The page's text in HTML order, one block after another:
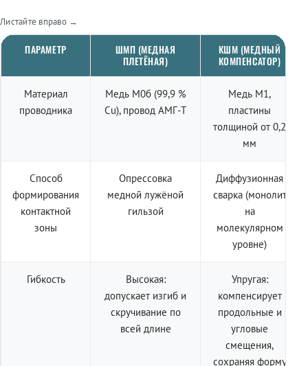
Листайте вправо →
ПАРАМЕТР
ШМП (МЕДНАЯ
ПЛЕТЁНАЯ)
КШМ (МЕДНЫЙ
КОМПЕНСАТОР)
Материал
проводника
Медь М0б (99,9 %
Cu), провод АМГ-Т
Медь М1,
пластины
толщиной от 0,2
мм
Способ
формирования
контактной
зоны
Опрессовка
медной лужёной
гильзой
Диффузионная
сварка (монолит
на
молекулярном
уровне)
Гибкость
Высокая:
допускает изгиб и
скручивание по
всей длине
Упругая:
компенсирует
продольные и
угловые
смещения,
сохраняя форму